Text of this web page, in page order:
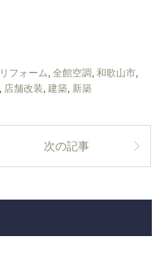
リフォーム 全館空調 和歌山市
店舗改装 建築 新築
次の記事